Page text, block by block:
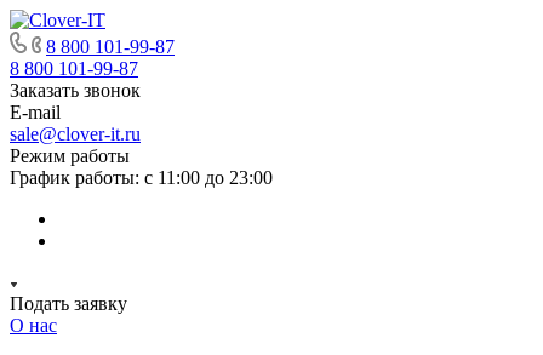
8 800 101-99-87
8 800 101-99-87
Заказать звонок
E-mail
sale@clover-it.ru
Режим работы
График работы: с 11:00 до 23:00
Подать заявку
О нас